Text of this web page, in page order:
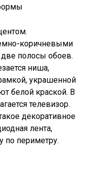
коричневыми
полосы обоев.
ниша,
украшенной
белой краской. В
телевизор.
декоративное
лента,
по периметру.